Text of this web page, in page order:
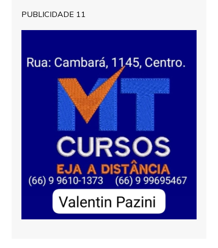
PUBLICIDADE 11